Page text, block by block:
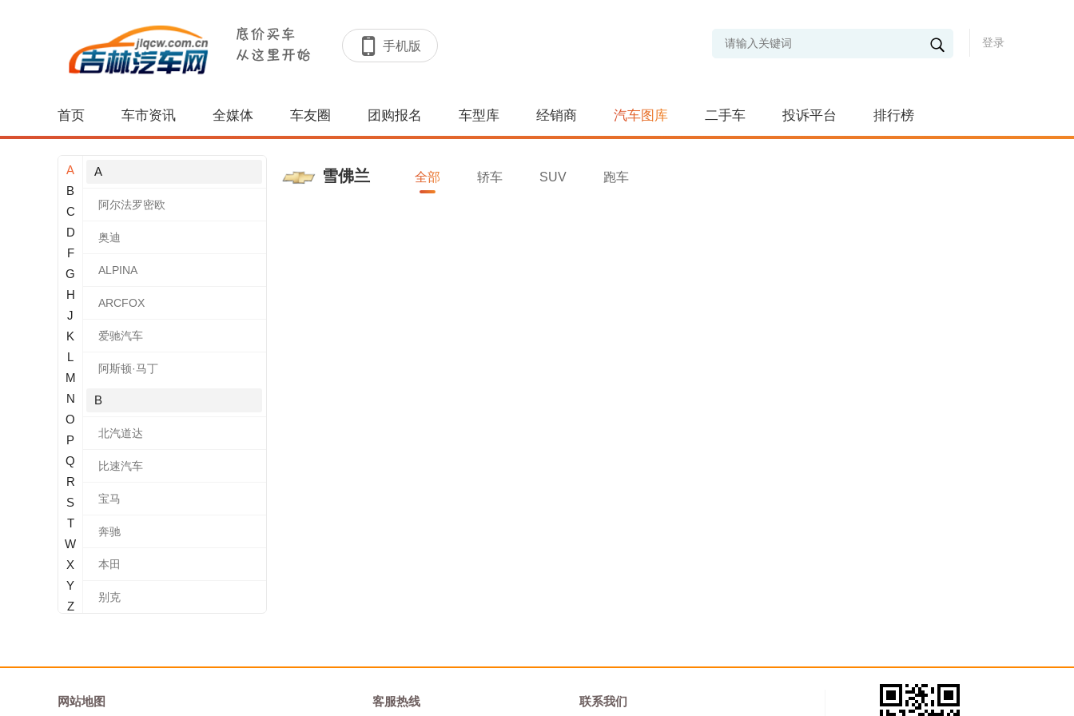
手机版 登录
首页 车市资讯 全媒体 车友圈 团购报名 车型库 经销商 汽车图库 二手车 投诉平台 排行榜
A
B
C
D
F
G
H
J
K
L
M
N
O
P
Q
R
S
T
W
X
Y
Z
A
阿尔法罗密欧
奥迪
ALPINA
ARCFOX
爱驰汽车
阿斯顿·马丁
B
北汽道达
比速汽车
宝马
奔驰
本田
别克
宝沃
雪佛兰 全部 轿车 SUV 跑车
网站地图 客服热线 联系我们